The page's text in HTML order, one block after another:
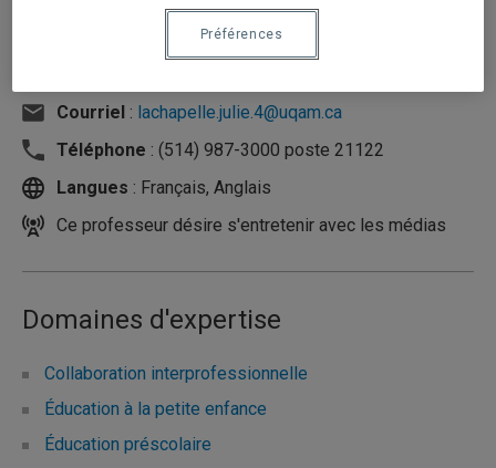
Courriel : lachapelle.julie.4@uqam.ca
Téléphone : (514) 987-3000 poste 21122
Langues : Français, Anglais
Ce professeur désire s'entretenir avec les médias
Domaines d'expertise
Collaboration interprofessionnelle
Éducation à la petite enfance
Éducation préscolaire
Préférences